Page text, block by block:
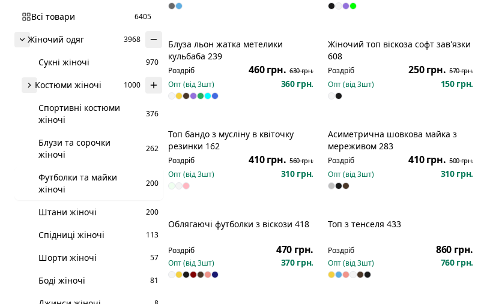
Всі товари 6405
Жіночий одяг 3968
Сукні жіночі 970
Костюми жіночі 1000
Спортивні костюми
жіночі
376
Блузи та сорочки
жіночі
262
Футболки та майки
жіночі
200
Штани жіночі 200
Спідниці жіночі 113
Шорти жіночі 57
Боді жіночі 81
Блуза льон жатка метелики
кульбаба 239
Роздріб 460 грн. 630 грн.
Опт (від3шт) 360 грн.
Розпродаж
Жіночий топ віскоза софт зав'язки
608
Роздріб 250 грн. 570 грн.
Опт (від3шт) 150 грн.
Розпродаж
Топ бандо з мусліну в квіточку
резинки 162
Роздріб 410 грн. 560 грн.
Опт (від3шт) 310 грн.
Асиметрична шовкова майка з
мереживом 283
Роздріб 410 грн. 500 грн.
Опт (від3шт) 310 грн.
Облягаючі футболки з віскози 418
Роздріб 470 грн.
Опт (від3шт) 370 грн.
Топ з тенселя 433
Роздріб 860 грн.
Опт (від3шт) 760 грн.